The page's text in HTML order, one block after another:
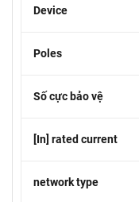
Device
Poles
Số cực bảo vệ
[In] rated current
network type